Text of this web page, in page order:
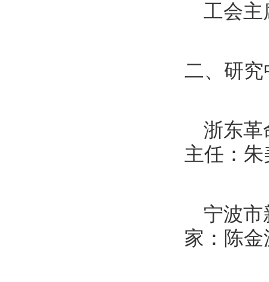
工会
二、研究
浙东
主任：朱
宁波
家：陈金